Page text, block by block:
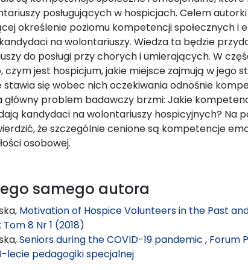
posługujących w hospicjach. Celem
określenie poziomu kompetencji społecznych i
na wolontariuszy. Wiedza ta będzie
do posługi przy chorych i umierających. W
czym jest hospicjum, jakie miejsce zajmują w jego
stawia się wobec nich oczekiwania odnośnie
problem badawczy brzmi: Jakie
kandydaci na wolontariuszy hospicyjnych? Na
że szczególnie cenione są kompetencje
osobowej.
samego autora
Motivation of Hospice Volunteers in the Past
8 Nr 1 (2018)
Seniors during the COVID-19 pandemic , Forum
lecie pedagogiki specjalnej